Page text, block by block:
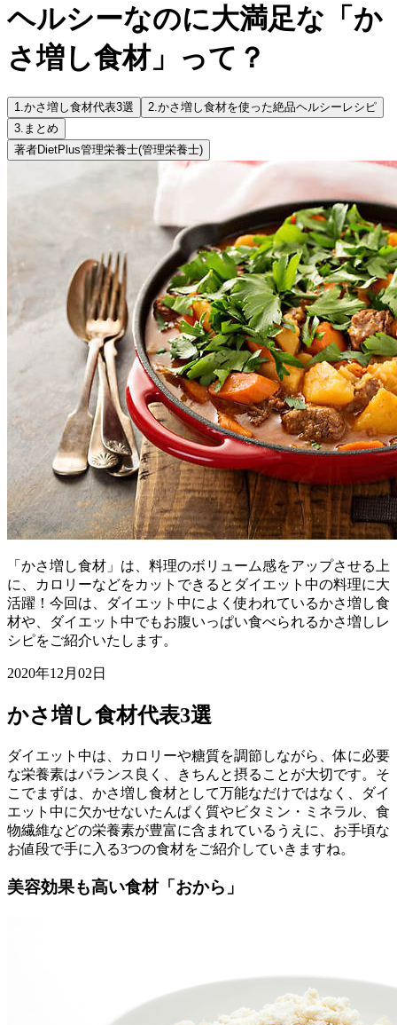
ヘルシーなのに大満足な「か
さ増し食材」って？
1.かさ増し食材代表3選 2.かさ増し食材を使った絶品ヘルシーレシピ
3. まとめ
著者DietPlus管理栄養士(管理栄養士)
「かさ増し食材」は、料理のボリューム感をアップさせる上
に、カロリーなどをカットできるとダイエット中の料理に大
活躍！今回は、ダイエット中によく使われているかさ増し食
材や、ダイエット中でもお腹いっぱい食べられるかさ増しレ
シピをご紹介いたします。
2020年12月02日
かさ増し食材代表3選
ダイエット中は、カロリーや糖質を調節しながら、体に必要
な栄養素はバランス良く、きちんと摂ることが大切です。そ
こでまずは、かさ増し食材として万能なだけではなく、ダイ
エット中に欠かせないたんぱく質やビタミン・ミネラル、食
物繊維などの栄養素が豊富に含まれているうえに、お手頃な
お値段で手に入る3つの食材をご紹介していきますね。
美容効果も高い食材「おから」